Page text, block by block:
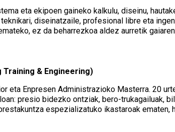
eta ekipoen gaineko kalkulu, diseinu,
diseinatzaile, profesional libre eta
ez da beharrezkoa aldez aurretik
& Engineering)
eta Enpresen Administrazioko Masterra. 20
presio bidezko ontziak, bero-trukagailuak,
espezializatuko ikastaroak ematen,